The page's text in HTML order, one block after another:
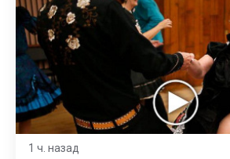
1 ч. назад